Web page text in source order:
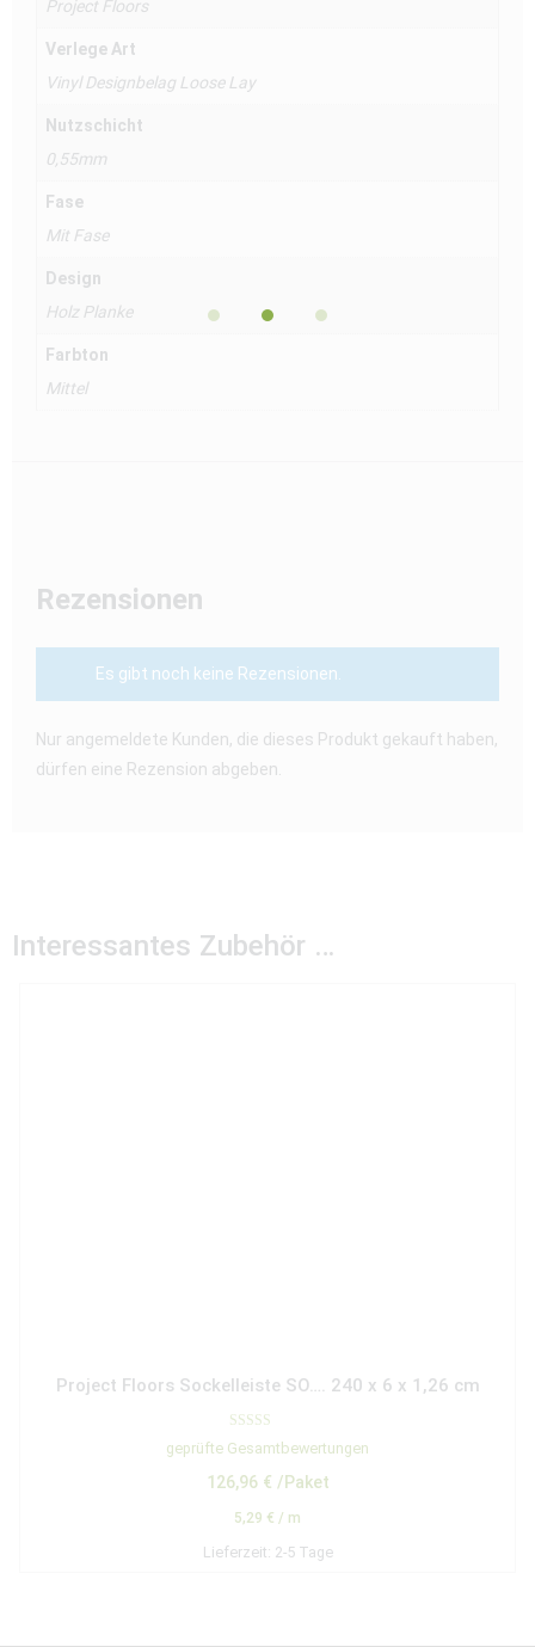
Project Floors
Verlege Art
Vinyl Designbelag Loose Lay
Nutzschicht
0,55mm
Fase
Mit Fase
Design
Holz Planke
Farbton
Mittel
Rezensionen
Es gibt noch keine Rezensionen.
Nur angemeldete Kunden, die dieses Produkt gekauft haben,
dürfen eine Rezension abgeben.
Interessantes Zubehör …
Project Floors Sockelleiste SO…. 240 x 6 x 1,26 cm
Bewertet mit
5.00
geprüfte Gesamtbewertungen
126,96 € /Paket
5,29 € / m
Lieferzeit: 2-5 Tage